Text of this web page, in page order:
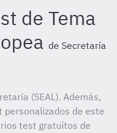
de Tema
de Secretaría
(SEAL). Además,
de este
test gratuitos de